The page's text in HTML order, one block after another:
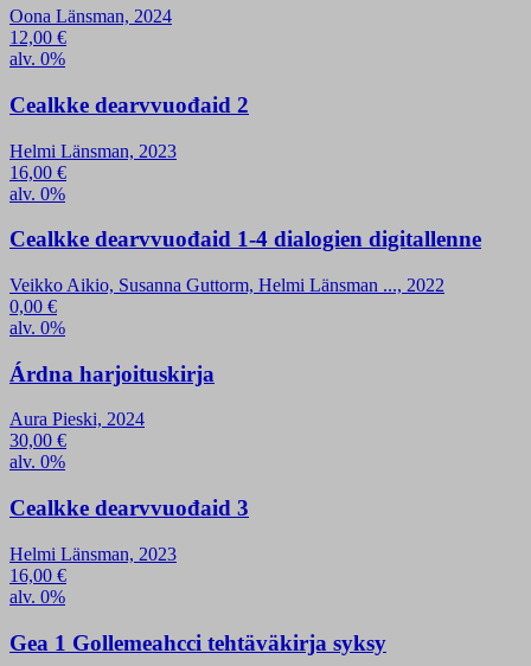
Oona Länsman, 2024
12,00 €
alv. 0%
Cealkke dearvvuođaid 2
Helmi Länsman, 2023
16,00 €
alv. 0%
Cealkke dearvvuođaid 1-4 dialogien digitallenne
Veikko Aikio, Susanna Guttorm, Helmi Länsman ..., 2022
0,00 €
alv. 0%
Árdna harjoituskirja
Aura Pieski, 2024
30,00 €
alv. 0%
Cealkke dearvvuođaid 3
Helmi Länsman, 2023
16,00 €
alv. 0%
Gea 1 Gollemeahcci tehtäväkirja syksy